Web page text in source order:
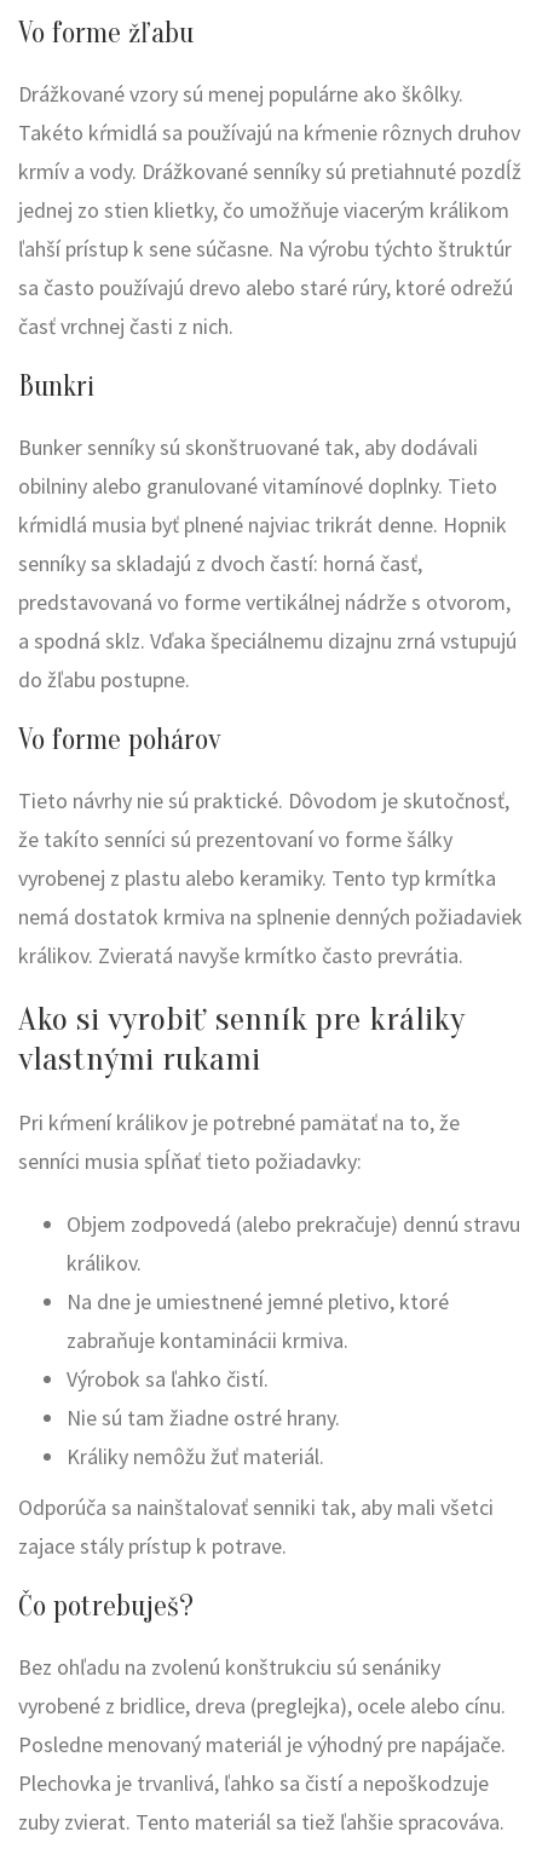
Vo forme žľabu
Drážkované vzory sú menej populárne ako škôlky.
Takéto kŕmidlá sa používajú na kŕmenie rôznych druhov
krmív a vody. Drážkované senníky sú pretiahnuté pozdĺž
jednej zo stien klietky, čo umožňuje viacerým králikom
ľahší prístup k sene súčasne. Na výrobu týchto štruktúr
sa často používajú drevo alebo staré rúry, ktoré odrežú
časť vrchnej časti z nich.
Bunkri
Bunker senníky sú skonštruované tak, aby dodávali
obilniny alebo granulované vitamínové doplnky. Tieto
kŕmidlá musia byť plnené najviac trikrát denne. Hopnik
senníky sa skladajú z dvoch častí: horná časť,
predstavovaná vo forme vertikálnej nádrže s otvorom,
a spodná sklz. Vďaka špeciálnemu dizajnu zrná vstupujú
do žľabu postupne.
Vo forme pohárov
Tieto návrhy nie sú praktické. Dôvodom je skutočnosť,
že takíto senníci sú prezentovaní vo forme šálky
vyrobenej z plastu alebo keramiky. Tento typ krmítka
nemá dostatok krmiva na splnenie denných požiadaviek
králikov. Zvieratá navyše krmítko často prevrátia.
Ako si vyrobiť senník pre králiky
vlastnými rukami
Pri kŕmení králikov je potrebné pamätať na to, že
senníci musia spĺňať tieto požiadavky:
Objem zodpovedá (alebo prekračuje) dennú stravu
králikov.
Na dne je umiestnené jemné pletivo, ktoré
zabraňuje kontaminácii krmiva.
Výrobok sa ľahko čistí.
Nie sú tam žiadne ostré hrany.
Králiky nemôžu žuť materiál.
Odporúča sa nainštalovať senniki tak, aby mali všetci
zajace stály prístup k potrave.
Čo potrebuješ?
Bez ohľadu na zvolenú konštrukciu sú senániky
vyrobené z bridlice, dreva (preglejka), ocele alebo cínu.
Posledne menovaný materiál je výhodný pre napájače.
Plechovka je trvanlivá, ľahko sa čistí a nepoškodzuje
zuby zvierat. Tento materiál sa tiež ľahšie spracováva.